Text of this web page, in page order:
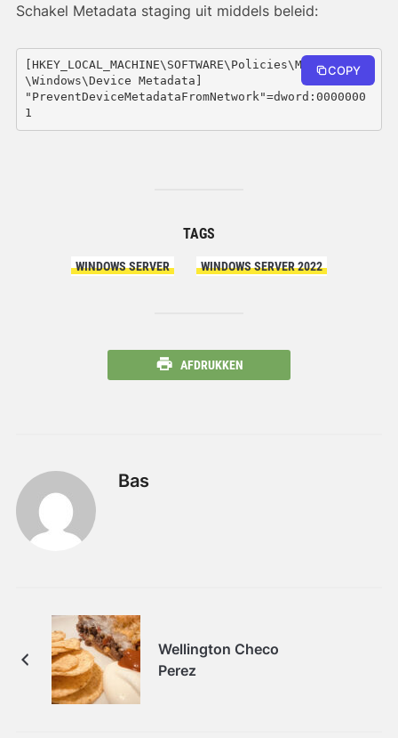
Schakel Metadata staging uit middels beleid:
[HKEY_LOCAL_MACHINE\SOFTWARE\Policies\Microsoft
\Windows\Device Metadata]
"PreventDeviceMetadataFromNetwork"=dword:0000000
1
COPY
TAGS
WINDOWS SERVER WINDOWS SERVER 2022
AFDRUKKEN
Bas
Wellington Checo
Perez